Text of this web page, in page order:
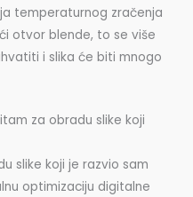
temperaturnog zračenja
otvor blende, to se više
i slika će biti mnogo
za obradu slike koji
slike koji je razvio sam
optimizaciju digitalne